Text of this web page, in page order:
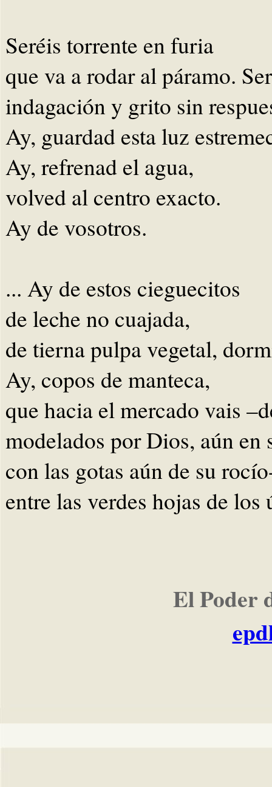
Seréis torrente en furia
que va a rodar al páramo.
indagación y grito sin
Ay, guardad esta luz
Ay, refrenad el agua,
volved al centro exacto.
Ay de vosotros.
... Ay de estos cieguecitos
de leche no cuajada,
de tierna pulpa vegetal,
Ay, copos de manteca,
que hacia el mercado vais
modelados por Dios, aún en
con las gotas aún de su
entre las verdes hojas de los
El Poder